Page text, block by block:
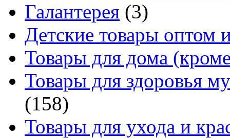
Галантерея (3)
Детские товары оптом
Товары для дома
Товары для здоровья
(158)
Товары для ухода и